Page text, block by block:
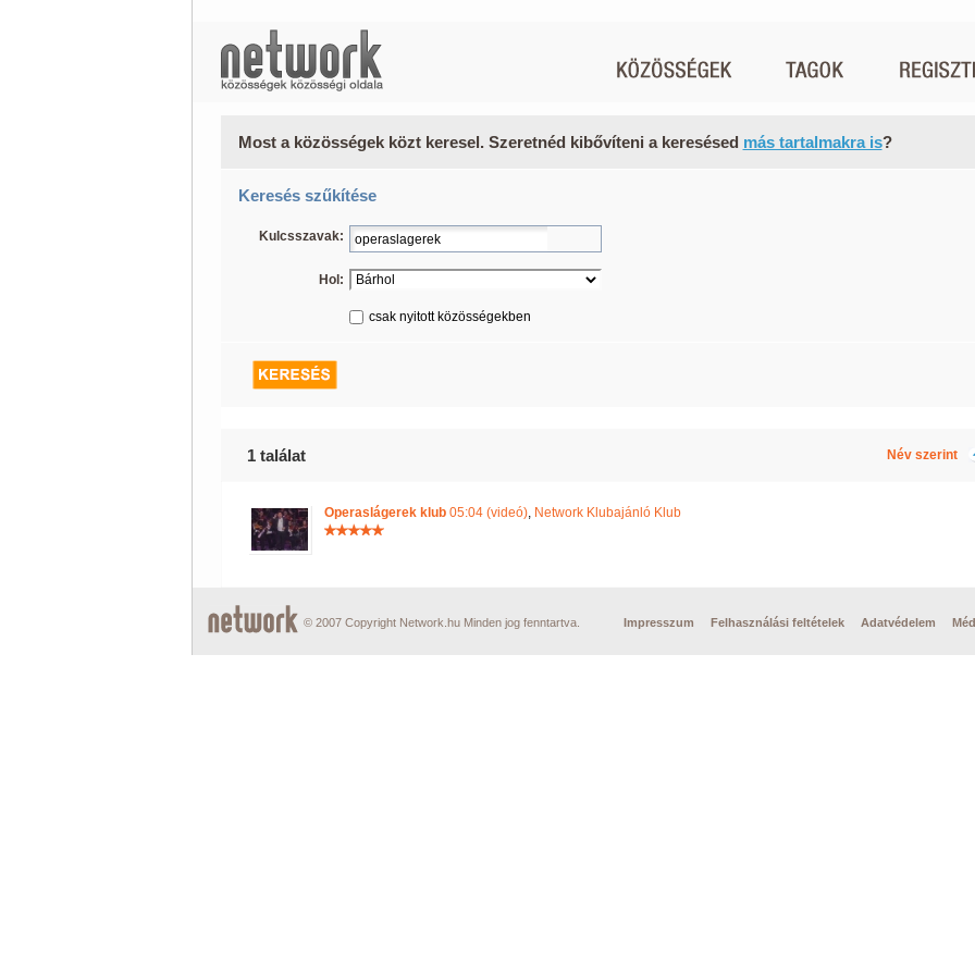
Most a közösségek közt keresel. Szeretnéd kibővíteni a keresésed más tartalmakra is?
Keresés szűkítése
Kulcsszavak:
Hol:
csak nyitott közösségekben
1 találat Név szerint
Operaslágerek klub05:04 (videó), Network Klubajánló Klub
© 2007 Copyright Network.hu Minden jog fenntartva. Impresszum Felhasználási feltételek Adatvédelem